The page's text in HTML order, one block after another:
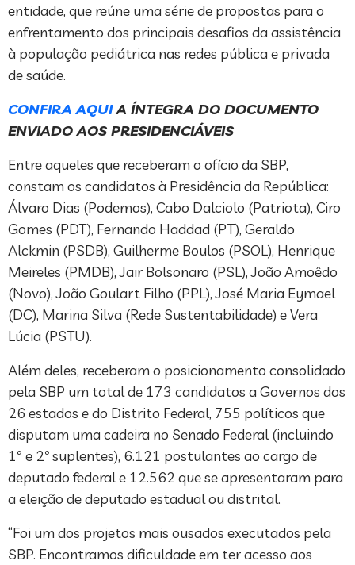
entidade, que reúne uma série de propostas para o
enfrentamento dos principais desafios da assistência
à população pediátrica nas redes pública e privada
de saúde.
CONFIRA AQUIA ÍNTEGRA DO DOCUMENTO
ENVIADO AOS PRESIDENCIÁVEIS
Entre aqueles que receberam o ofício da SBP,
constam os candidatos à Presidência da República:
Álvaro Dias (Podemos), Cabo Dalciolo (Patriota), Ciro
Gomes (PDT), Fernando Haddad (PT), Geraldo
Alckmin (PSDB), Guilherme Boulos (PSOL), Henrique
Meireles (PMDB), Jair Bolsonaro (PSL), João Amoêdo
(Novo), João Goulart Filho (PPL), José Maria Eymael
(DC), Marina Silva (Rede Sustentabilidade) e Vera
Lúcia (PSTU).
Além deles, receberam o posicionamento consolidado
pela SBP um total de 173 candidatos a Governos dos
26 estados e do Distrito Federal, 755 políticos que
disputam uma cadeira no Senado Federal (incluindo
1ª e 2º suplentes), 6.121 postulantes ao cargo de
deputado federal e 12.562 que se apresentaram para
a eleição de deputado estadual ou distrital.
“Foi um dos projetos mais ousados executados pela
SBP. Encontramos dificuldade em ter acesso aos